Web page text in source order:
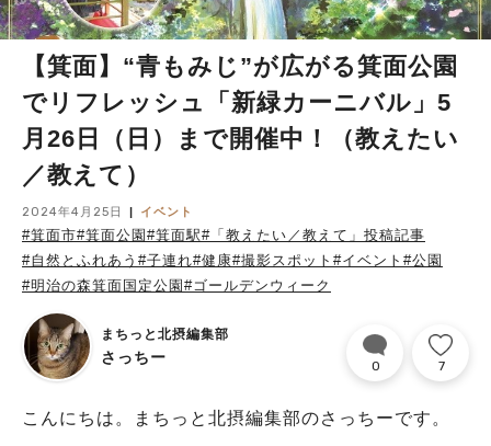
【箕面】“青もみじ”が広がる箕面公園
でリフレッシュ「新緑カーニバル」5
月26日（日）まで開催中！（教えたい
／教えて）
2024年4月25日 イベント
#箕面市#箕面公園 #箕面駅#「教えたい／教えて」投稿記事
#自然とふれあう #子連れ#健康#撮影スポット #イベント #公園
#明治の森箕面国定公園 #ゴールデンウィーク
まちっと北摂編集部
さっちー 0 7
こんにちは。まちっと北摂編集部のさっちーです。